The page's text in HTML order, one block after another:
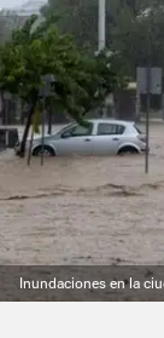
Inundaciones en la